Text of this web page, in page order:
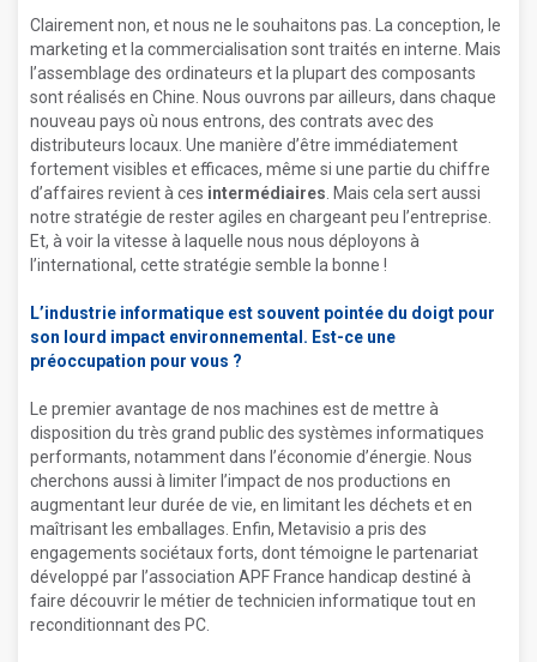
Clairement non, et nous ne le souhaitons pas. La conception, le
marketing et la commercialisation sont traités en interne. Mais
l’assemblage des ordinateurs et la plupart des composants
sont réalisés en Chine. Nous ouvrons par ailleurs, dans chaque
nouveau pays où nous entrons, des contrats avec des
distributeurs locaux. Une manière d’être immédiatement
fortement visibles et efficaces, même si une partie du chiffre
d’affaires revient à ces intermédiaires . Mais cela sert aussi
notre stratégie de rester agiles en chargeant peu l’entreprise.
Et, à voir la vitesse à laquelle nous nous déployons à
l’international, cette stratégie semble la bonne !
L’industrie informatique est souvent pointée du doigt pour
son lourd impact environnemental. Est-ce une
préoccupation pour vous ?
Le premier avantage de nos machines est de mettre à
disposition du très grand public des systèmes informatiques
performants, notamment dans l’économie d’énergie. Nous
cherchons aussi à limiter l’impact de nos productions en
augmentant leur durée de vie, en limitant les déchets et en
maîtrisant les emballages. Enfin, Metavisio a pris des
engagements sociétaux forts, dont témoigne le partenariat
développé par l’association APF France handicap destiné à
faire découvrir le métier de technicien informatique tout en
reconditionnant des PC.